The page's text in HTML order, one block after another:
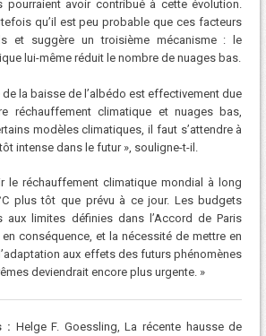
pourraient avoir contribué à cette évolution.
qu’il est peu probable que ces facteurs
et suggère un troisième mécanisme : le
lui-même réduit le nombre de nuages ​​bas.
de la baisse de l’albédo est effectivement due
réchauffement climatique et nuages ​​bas,
modèles climatiques, il faut s’attendre à
intense dans le futur », souligne-t-il.
le réchauffement climatique mondial à long
plus tôt que prévu à ce jour. Les budgets
aux limites définies dans l’Accord de Paris
conséquence, et la nécessité de mettre en
aux effets des futurs phénomènes
deviendrait encore plus urgente. »
: Helge F. Goessling, La récente hausse de